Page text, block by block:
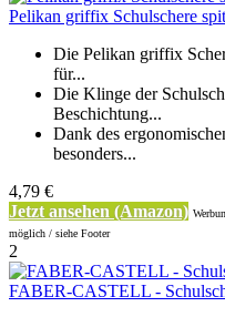
Pelikan griffix Schulschere
Die Pelikan griffix
für...
Die Klinge der
Beschichtung...
Dank des
besonders...
4,79 €
Jetzt ansehen (Amazon)
möglich / siehe Footer
2
FABER-CASTELL -